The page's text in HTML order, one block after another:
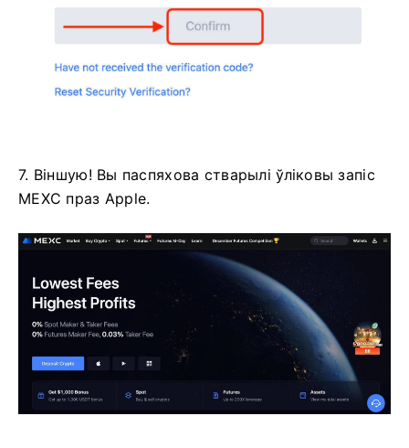
7. Віншую! Вы паспяхова стварылі ўліковы запіс
MEXC праз Apple.